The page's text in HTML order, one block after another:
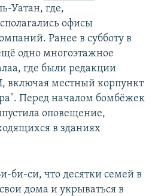
Уатан, где,
офисы
Ранее в субботу в
одно многоэтажное
где были редакции
включая местный корпункт
Перед началом бомбёжек
оповещение,
в зданиях
би-си, что десятки семей в
дома и укрываться в